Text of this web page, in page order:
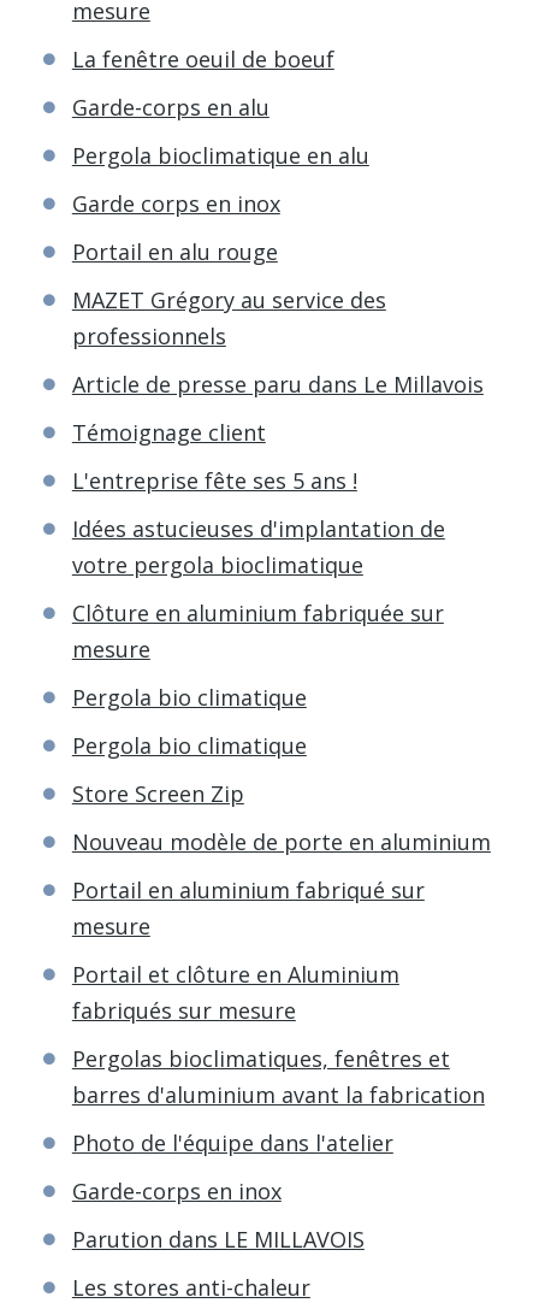
mesure
La fenêtre oeuil de boeuf
Garde-corps en alu
Pergola bioclimatique en alu
Garde corps en inox
Portail en alu rouge
MAZET Grégory au service des
professionnels
Article de presse paru dans Le Millavois
Témoignage client
L'entreprise fête ses 5 ans !
Idées astucieuses d'implantation de
votre pergola bioclimatique
Clôture en aluminium fabriquée sur
mesure
Pergola bio climatique
Pergola bio climatique
Store Screen Zip
Nouveau modèle de porte en aluminium
Portail en aluminium fabriqué sur
mesure
Portail et clôture en Aluminium
fabriqués sur mesure
Pergolas bioclimatiques, fenêtres et
barres d'aluminium avant la fabrication
Photo de l'équipe dans l'atelier
Garde-corps en inox
Parution dans LE MILLAVOIS
Les stores anti-chaleur